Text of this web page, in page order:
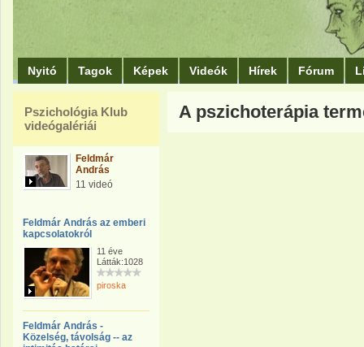
Nyitó Tagok Képek Videók Hírek Fórum
Pszichológia Klub
videógalériái
Feldmár
András
11 videó
Feldmár András az emberi
kapcsolatokról
11 éve
Látták:1028
piroska
Feldmár András -
Közelség, távolság -- az
A pszichoterápia